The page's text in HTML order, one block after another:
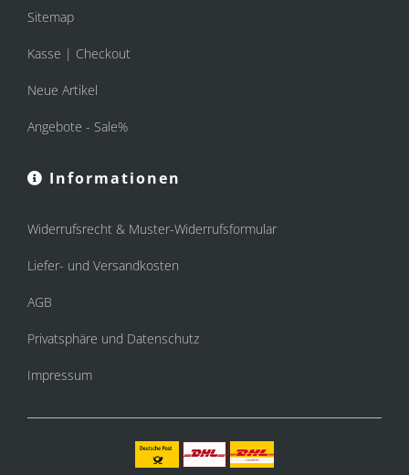
Sitemap
Kasse | Checkout
Neue Artikel
Angebote - Sale%
Informationen
Widerrufsrecht & Muster-Widerrufsformular
Liefer- und Versandkosten
AGB
Privatsphäre und Datenschutz
Impressum